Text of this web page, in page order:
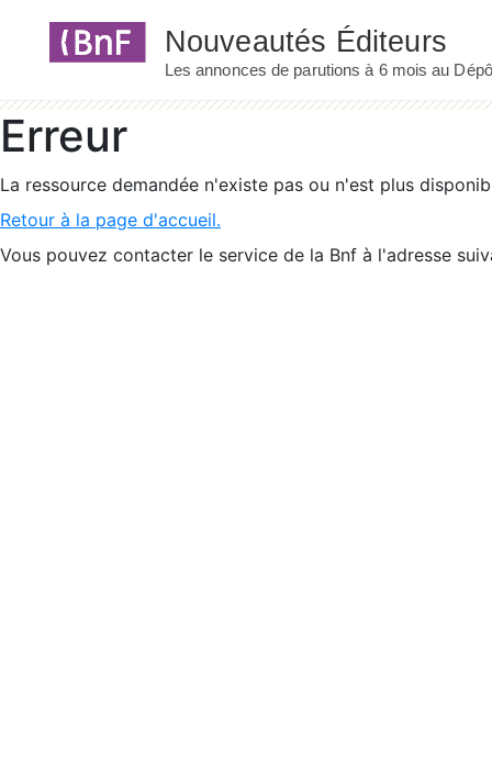
Erreur
La ressource demandée n'existe pas ou n'est plus
Retour à la page d'accueil.
Vous pouvez contacter le service de la Bnf à l'adresse